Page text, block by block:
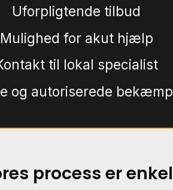
Uforpligtende tilbud
Mulighed for akut hjælp
til lokal specialist
og autoriserede
process er enkel